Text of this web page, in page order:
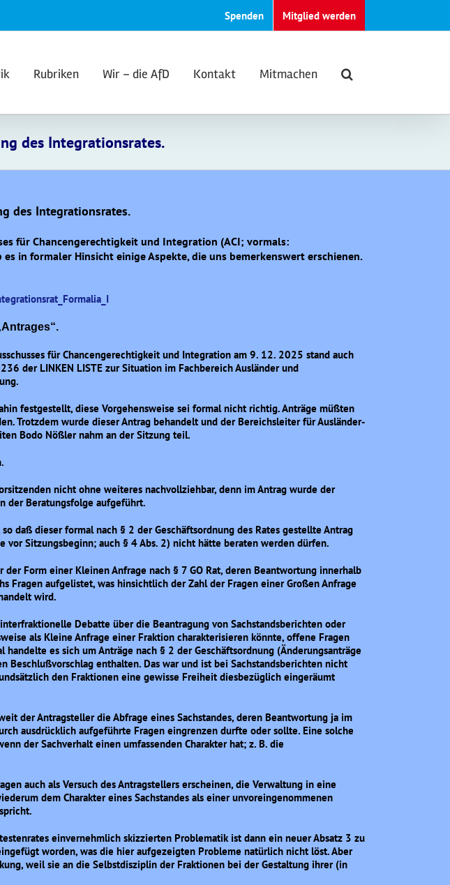
Spenden Mitglied werden
Rubriken Wir – die AfD Kontakt Mitmachen
des Integrationsrates.
des Integrationsrates.
für Chancengerechtigkeit und Integration (ACI; vormals:
in formaler Hinsicht einige Aspekte, die uns bemerkenswert erschienen.
für Chancengerechtigkeit und Integration am 9. 12. 2025 stand auch
der LINKEN LISTE zur Situation im Fachbereich Ausländer und
festgestellt, diese Vorgehensweise sei formal nicht richtig. Anträge müßten
Trotzdem wurde dieser Antrag behandelt und der Bereichsleiter für Ausländer-
Bodo Nößler nahm an der Sitzung teil.
nicht ohne weiteres nachvollziehbar, denn im Antrag wurde der
der Beratungsfolge aufgeführt.
daß dieser formal nach § 2 der Geschäftsordnung des Rates gestellte Antrag
vor Sitzungsbeginn; auch § 4 Abs. 2) nicht hätte beraten werden dürfen.
Form einer Kleinen Anfrage nach § 7 GO Rat, deren Beantwortung innerhalb
Fragen aufgelistet, was hinsichtlich der Zahl der Fragen einer Großen Anfrage
wird.
Debatte über die Beantragung von Sachstandsberichten oder
als Kleine Anfrage einer Fraktion charakterisieren könnte, offene Fragen
handelte es sich um Anträge nach § 2 der Geschäftsordnung (Änderungsanträge
Beschlußvorschlag enthalten. Das war und ist bei Sachstandsberichten nicht
den Fraktionen eine gewisse Freiheit diesbezüglich eingeräumt
der Antragsteller die Abfrage eines Sachstandes, deren Beantwortung ja im
ausdrücklich aufgeführte Fragen eingrenzen durfte oder sollte. Eine solche
der Sachverhalt einen umfassenden Charakter hat; z. B. die
auch als Versuch des Antragstellers erscheinen, die Verwaltung in eine
dem Charakter eines Sachstandes als einer unvoreingenommenen
einvernehmlich skizzierten Problematik ist dann ein neuer Absatz 3 zu
worden, was die hier aufgezeigten Probleme natürlich nicht löst. Aber
weil sie an die Selbstdisziplin der Fraktionen bei der Gestaltung ihrer (in